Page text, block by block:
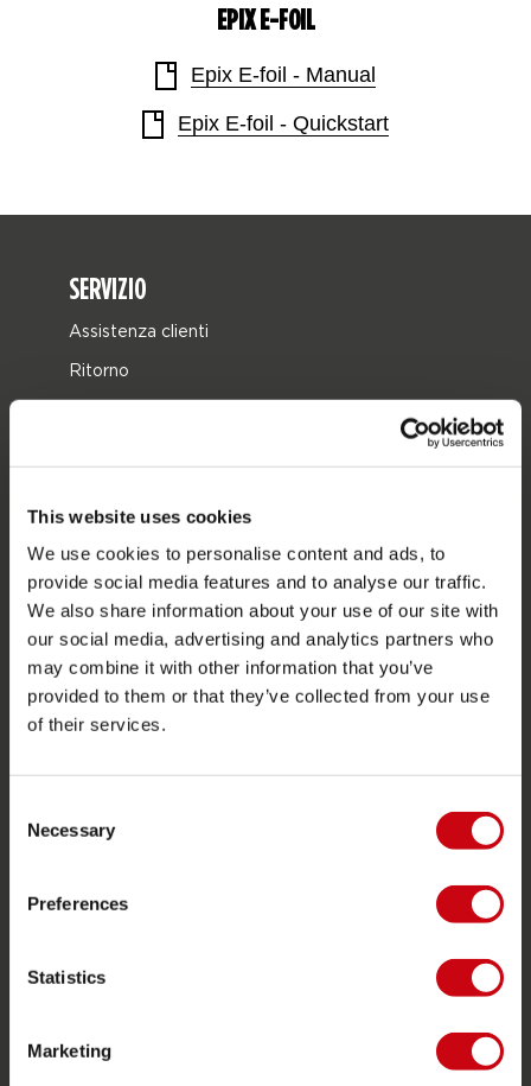
This website uses cookies
We use cookies to personalise content and ads, to
provide social media features and to analyse our traffic.
We also share information about your use of our site with
our social media, advertising and analytics partners who
may combine it with other information that you’ve
provided to them or that they’ve collected from your use
of their services.
Selection
Necessary
Preferences
Statistics
Marketing
EPIX E-FOIL
Epix E-foil - Manual
Epix E-foil - Quickstart
SERVIZIO
Assistenza clienti
Ritorno
Localizzatore di rivenditori
Pezzi di ricambio
JOBE SPORTS
Proposito di Jobe
Interesse del rivenditore
2026 Collection